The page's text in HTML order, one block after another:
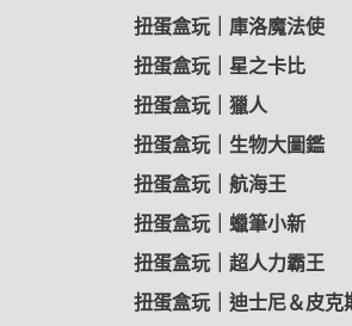
扭蛋盒玩｜庫洛魔法使
扭蛋盒玩｜星之卡比
扭蛋盒玩｜獵人
扭蛋盒玩｜生物大圖鑑
扭蛋盒玩｜航海王
扭蛋盒玩｜蠟筆小新
扭蛋盒玩｜超人力霸王
扭蛋盒玩｜迪士尼＆皮克